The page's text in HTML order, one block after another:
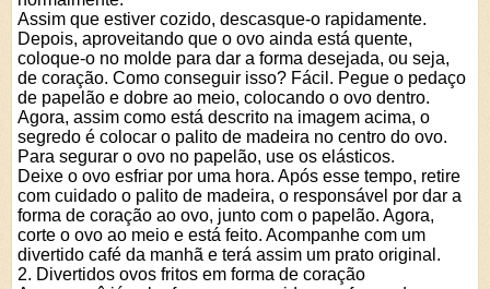
Assim que estiver cozido, descasque-o rapidamente.
Depois, aproveitando que o ovo ainda está quente,
coloque-o no molde para dar a forma desejada, ou seja,
de coração. Como conseguir isso? Fácil. Pegue o pedaço
de papelão e dobre ao meio, colocando o ovo dentro.
Agora, assim como está descrito na imagem acima, o
segredo é colocar o palito de madeira no centro do ovo.
Para segurar o ovo no papelão, use os elásticos.
Deixe o ovo esfriar por uma hora. Após esse tempo, retire
com cuidado o palito de madeira, o responsável por dar a
forma de coração ao ovo, junto com o papelão. Agora,
corte o ovo ao meio e está feito. Acompanhe com um
divertido café da manhã e terá assim um prato original.
2. Divertidos ovos fritos em forma de coração